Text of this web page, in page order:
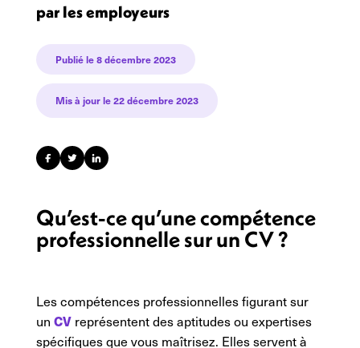
par les employeurs
Publié le8 décembre 2023
Mis à jour le 22 décembre 2023
Qu’est-ce qu’une compétence
professionnelle sur un CV ?
Les compétences professionnelles figurant sur
un CVreprésentent des aptitudes ou expertises
spécifiques que vous maîtrisez. Elles servent à